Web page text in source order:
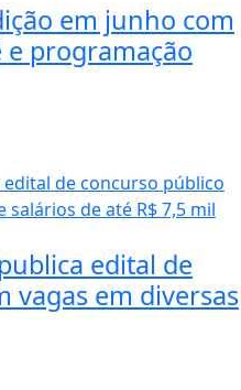
em junho com
programação
edital de
vagas em diversas